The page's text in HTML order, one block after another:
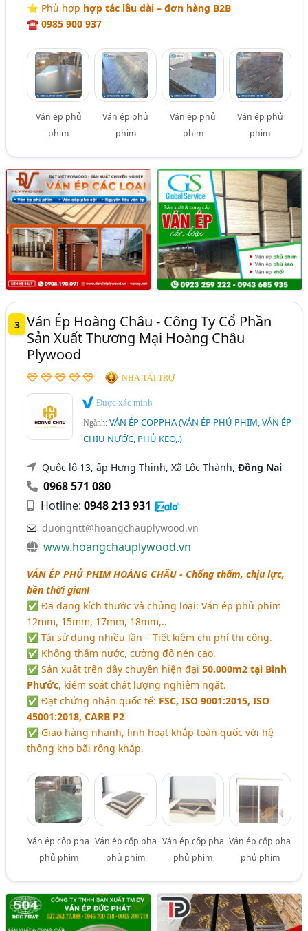
⭐️ Phù hợp hợp tác lâu dài – đơn hàng B2B
☎ 0985 900 937
Ván ép phủ
phim
Ván ép phủ
phim
Ván ép phủ
phim
Ván ép phủ
phim
3 Ván Ép Hoàng Châu - Công Ty Cổ Phần
Sản Xuất Thương Mại Hoàng Châu
Plywood
NHÀ TÀI TRỢ
Được xác minh
Ngành:VÁN ÉP COPPHA (VÁN ÉP PHỦ PHIM, VÁN ÉP
CHỊU NƯỚC, PHỦ KEO,.)
Quốc lộ 13, ấp Hưng Thịnh, Xã Lộc Thành,Đồng Nai
0968 571 080
Hotline:0948 213 931
duongntt@hoangchauplywood.vn
www.hoangchauplywood.vn
VÁN ÉP PHỦ PHIM HOÀNG CHÂU - Chống thấm, chịu lực,
bền thời gian!
✅ Đa dạng kích thước và chủng loại: Ván ép phủ phim
12mm, 15mm, 17mm, 18mm,..
✅ Tái sử dụng nhiều lần – Tiết kiệm chi phí thi công.
✅ Không thấm nước, cường độ nén cao.
✅ Sản xuất trên dây chuyền hiện đại50.000m2 tại Bình
Phước, kiểm soát chất lượng nghiêm ngặt.
✅ Đạt chứng nhận quốc tế: FSC, ISO 9001:2015, ISO
45001:2018, CARB P2
✅ Giao hàng nhanh, linh hoạt khắp toàn quốc với hệ
thống kho bãi rộng khắp.
Ván ép cốp pha
phủ phim
Ván ép cốp pha
phủ phim
Ván ép cốp pha
phủ phim
Ván ép cốp pha
phủ phim